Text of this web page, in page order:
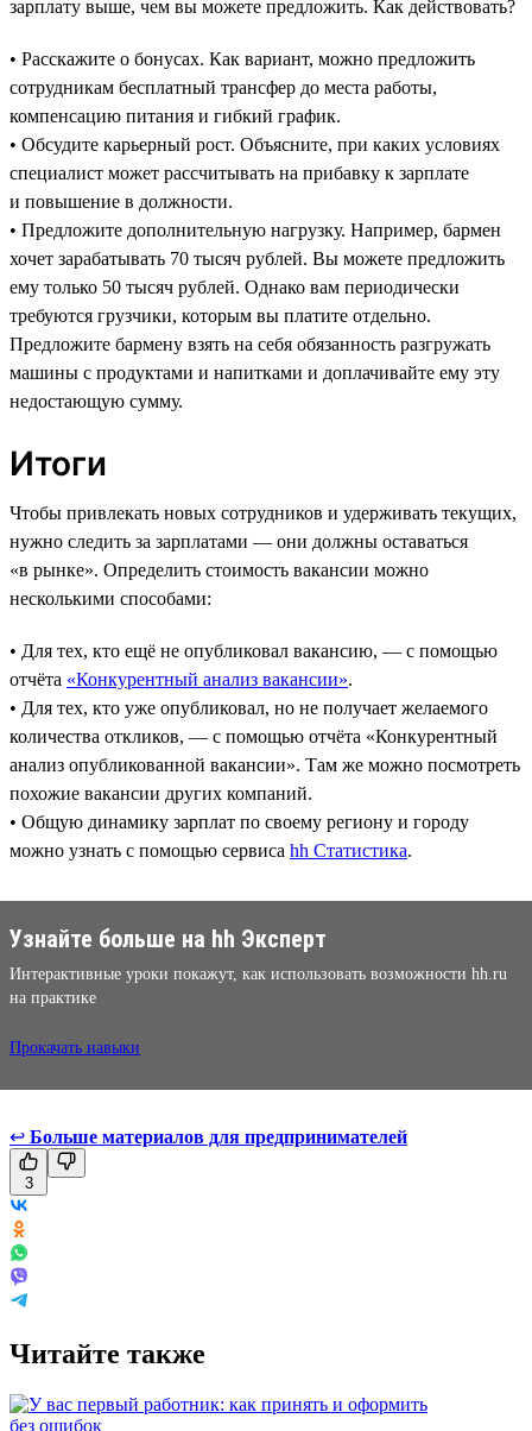
зарплату выше, чем вы можете предложить. Как действовать?
• Расскажите о бонусах. Как вариант, можно предложить
сотрудникам бесплатный трансфер до места работы,
компенсацию питания и гибкий график.
• Обсудите карьерный рост. Объясните, при каких условиях
специалист может рассчитывать на прибавку к зарплате
и повышение в должности.
• Предложите дополнительную нагрузку. Например, бармен
хочет зарабатывать 70 тысяч рублей. Вы можете предложить
ему только 50 тысяч рублей. Однако вам периодически
требуются грузчики, которым вы платите отдельно.
Предложите бармену взять на себя обязанность разгружать
машины с продуктами и напитками и доплачивайте ему эту
недостающую сумму.
Итоги
Чтобы привлекать новых сотрудников и удерживать текущих,
нужно следить за зарплатами — они должны оставаться
«в рынке». Определить стоимость вакансии можно
несколькими способами:
• Для тех, кто ещё не опубликовал вакансию, — с помощью
отчёта «Конкурентный анализ вакансии».
• Для тех, кто уже опубликовал, но не получает желаемого
количества откликов, — с помощью отчёта «Конкурентный
анализ опубликованной вакансии». Там же можно посмотреть
похожие вакансии других компаний.
• Общую динамику зарплат по своему региону и городу
можно узнать с помощью сервиса hh Статистика.
Узнайте больше на hh Эксперт
Интерактивные уроки покажут, как использовать возможности hh.ru
на практике
Прокачать навыки
↩ Больше материалов для предпринимателей
3
Читайте также